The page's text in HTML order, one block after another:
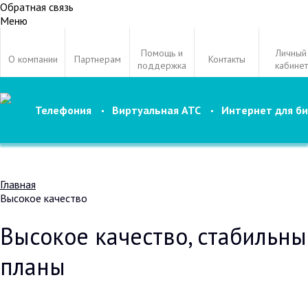
Обратная связь
Меню
О компании Партнерам
Помощь и
поддержка
Контакты
Личный
кабинет
Телефония Виртуальная АТС Интернет для
Главная
Высокое качество
Высокое качество,
планы